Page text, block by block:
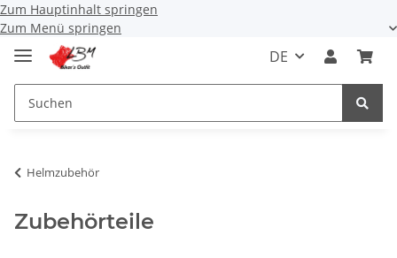
Zum Hauptinhalt springen
Zum Menü springen
DE
Helmzubehör
Zubehörteile